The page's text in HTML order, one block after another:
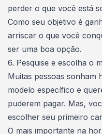
perder o que você está
Como seu objetivo é
arriscar o que você
ser uma boa opção.
6. Pesquise e escolha o
Muitas pessoas sonham
modelo específico e
puderem pagar. Mas,
escolher seu primeiro
O mais importante na